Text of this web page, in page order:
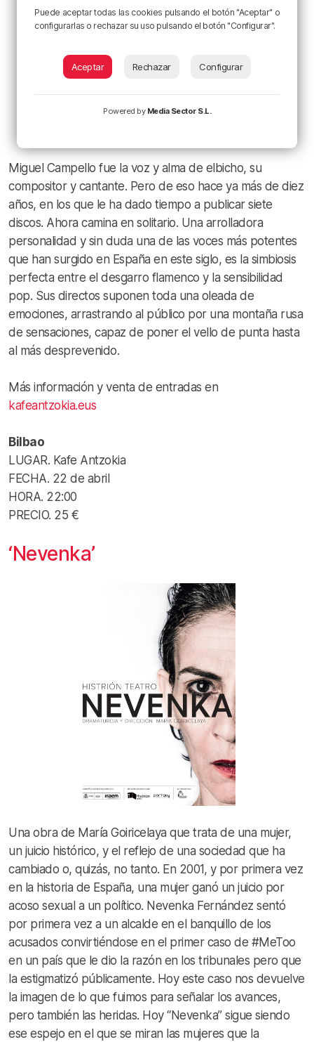
Miguel Campello fue la voz y alma de elbicho, su
compositor y cantante. Pero de eso hace ya más de diez
años, en los que le ha dado tiempo a publicar siete
discos. Ahora camina en solitario. Una arrolladora
personalidad y sin duda una de las voces más potentes
que han surgido en España en este siglo, es la simbiosis
perfecta entre el desgarro flamenco y la sensibilidad
pop. Sus directos suponen toda una oleada de
emociones, arrastrando al público por una montaña rusa
de sensaciones, capaz de poner el vello de punta hasta
al más desprevenido.
Más información y venta de entradas en
kafeantzokia.eus
Bilbao
LUGAR. Kafe Antzokia
FECHA. 22 de abril
HORA. 22:00
PRECIO. 25 €
‘Nevenka’
Una obra de María Goiricelaya que trata de una mujer,
un juicio histórico, y el reflejo de una sociedad que ha
cambiado o, quizás, no tanto. En 2001, y por primera vez
en la historia de España, una mujer ganó un juicio por
acoso sexual a un político. Nevenka Fernández sentó
por primera vez a un alcalde en el banquillo de los
acusados convirtiéndose en el primer caso de #MeToo
en un país que le dio la razón en los tribunales pero que
la estigmatizó públicamente. Hoy este caso nos devuelve
la imagen de lo que fuimos para señalar los avances,
pero también las heridas. Hoy “Nevenka” sigue siendo
ese espejo en el que se miran las mujeres que la
Puede aceptar todas las cookies pulsando el botón "Aceptar" o
configurarlas o rechazar su uso pulsando el botón "Configurar".
Aceptar Rechazar Configurar
Powered by Media Sector S.L.